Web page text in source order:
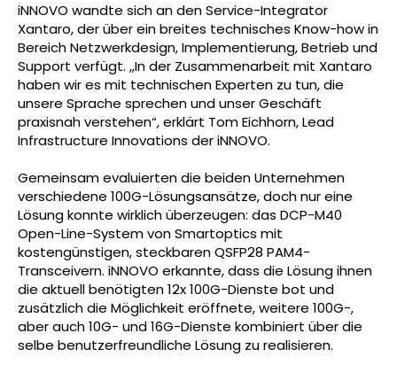
iNNOVO wandte sich an den Service-Integrator
Xantaro, der über ein breites technisches Know-how in
Bereich Netzwerkdesign, Implementierung, Betrieb und
Support verfügt. „In der Zusammenarbeit mit Xantaro
haben wir es mit technischen Experten zu tun, die
unsere Sprache sprechen und unser Geschäft
praxisnah verstehen“, erklärt Tom Eichhorn, Lead
Infrastructure Innovations der iNNOVO.
Gemeinsam evaluierten die beiden Unternehmen
verschiedene 100G-Lösungsansätze, doch nur eine
Lösung konnte wirklich überzeugen: das DCP-M40
Open-Line-System von Smartoptics mit
kostengünstigen, steckbaren QSFP28 PAM4-
Transceivern. iNNOVO erkannte, dass die Lösung ihnen
die aktuell benötigten 12x 100G-Dienste bot und
zusätzlich die Möglichkeit eröffnete, weitere 100G-,
aber auch 10G- und 16G-Dienste kombiniert über die
selbe benutzerfreundliche Lösung zu realisieren.